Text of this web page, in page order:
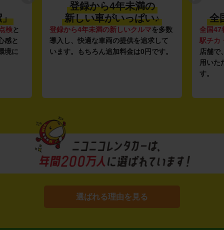
」
検と
感と
境に
登録から4年未満の
新しい車がいっぱい♪
登録から4年未満の新しいクルマを多数
導入し、快適な車両の提供を追求して
います。もちろん追加料金は0円です。
全
全国47
駅チカ
店舗で
用いた
す。
選ばれる理由を見る